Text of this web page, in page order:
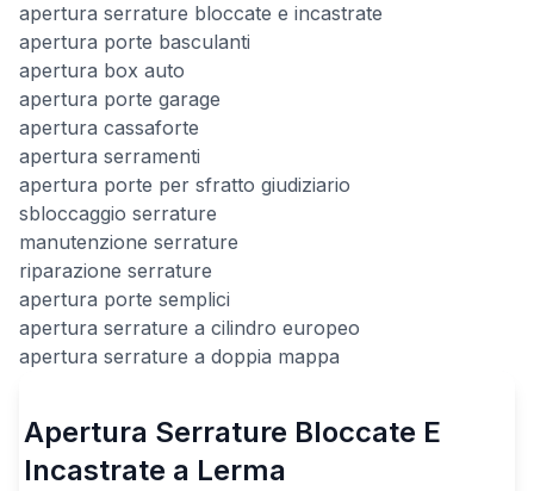
apertura serrature bloccate e incastrate
apertura porte basculanti
apertura box auto
apertura porte garage
apertura cassaforte
apertura serramenti
apertura porte per sfratto giudiziario
sbloccaggio serrature
manutenzione serrature
riparazione serrature
apertura porte semplici
apertura serrature a cilindro europeo
apertura serrature a doppia mappa
Apertura Serrature Bloccate E
Incastrate a Lerma